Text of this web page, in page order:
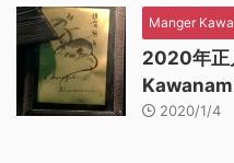
Manger
2020年
2020/1/4